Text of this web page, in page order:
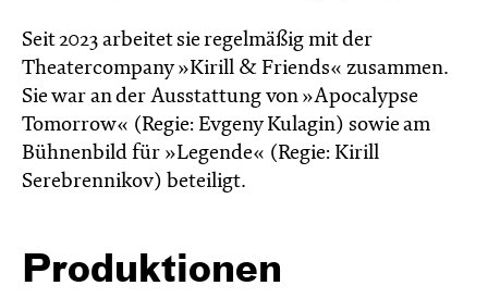
Seit 2023 arbeitet sie regelmäßig mit der
Theatercompany »Kirill & Friends« zusammen.
Sie war an der Ausstattung von »Apocalypse
Tomorrow« (Regie: Evgeny Kulagin) sowie am
Bühnenbild für »Legende« (Regie: Kirill
Serebrennikov) beteiligt.
Produktionen